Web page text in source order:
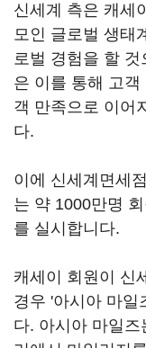
신세계 측은 캐세
모인 글로벌 생태
로벌 경험을 할
은 이를 통해 고
객 만족으로 이어
다.
이에 신세계면세
는 약 1000만명
를 실시합니다.
캐세이 회원이 신
경우 '아시아 마일
다. 아시아 마일